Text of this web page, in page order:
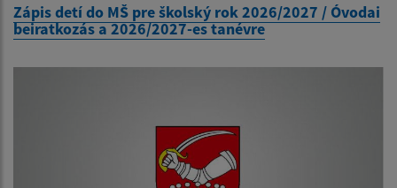
Zápis detí do MŠ pre školský rok 2026/2027 / Óvodai
beiratkozás a 2026/2027-es tanévre